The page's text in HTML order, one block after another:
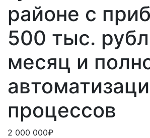
районе с
500 тыс.
месяц и
процессов
2 000 000₽